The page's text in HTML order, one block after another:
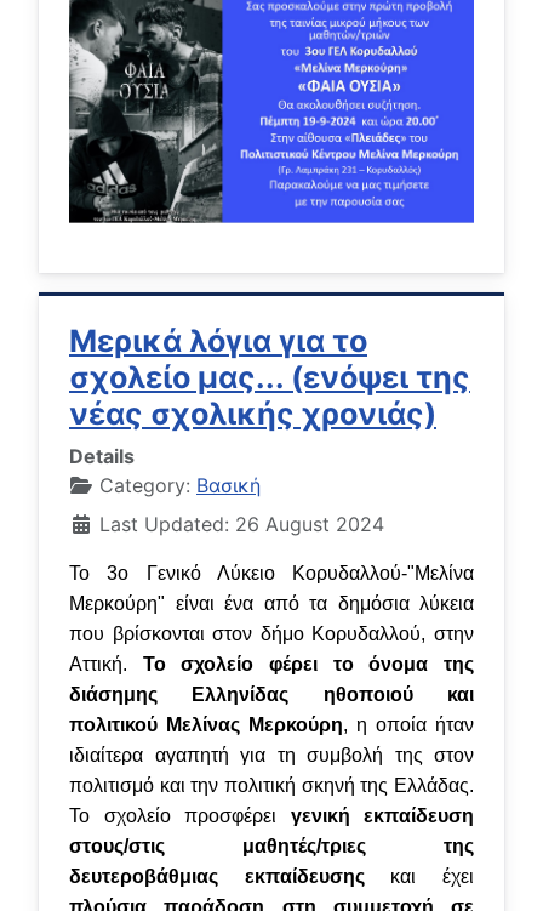
Μερικά λόγια για το
σχολείο μας... (ενόψει της
νέας σχολικής χρονιάς)
Details
Category: Βασική
Last Updated: 26 August 2024
Το 3ο Γενικό Λύκειο Κορυδαλλού-"Μελίνα
Μερκούρη" είναι ένα από τα δημόσια λύκεια
που βρίσκονται στον δήμο Κορυδαλλού, στην
Αττική. Το σχολείο φέρει το όνομα της
διάσημης Ελληνίδας ηθοποιού και
πολιτικού Μελίνας Μερκούρη, η οποία ήταν
ιδιαίτερα αγαπητή για τη συμβολή της στον
πολιτισμό και την πολιτική σκηνή της Ελλάδας.
Το σχολείο προσφέρει γενική εκπαίδευση
στους/στις μαθητές/τριες της
δευτεροβάθμιας εκπαίδευσηςκαι έχει
πλούσια παράδοση στη συμμετοχή σε